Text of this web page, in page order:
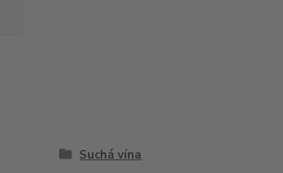
Suchá vína